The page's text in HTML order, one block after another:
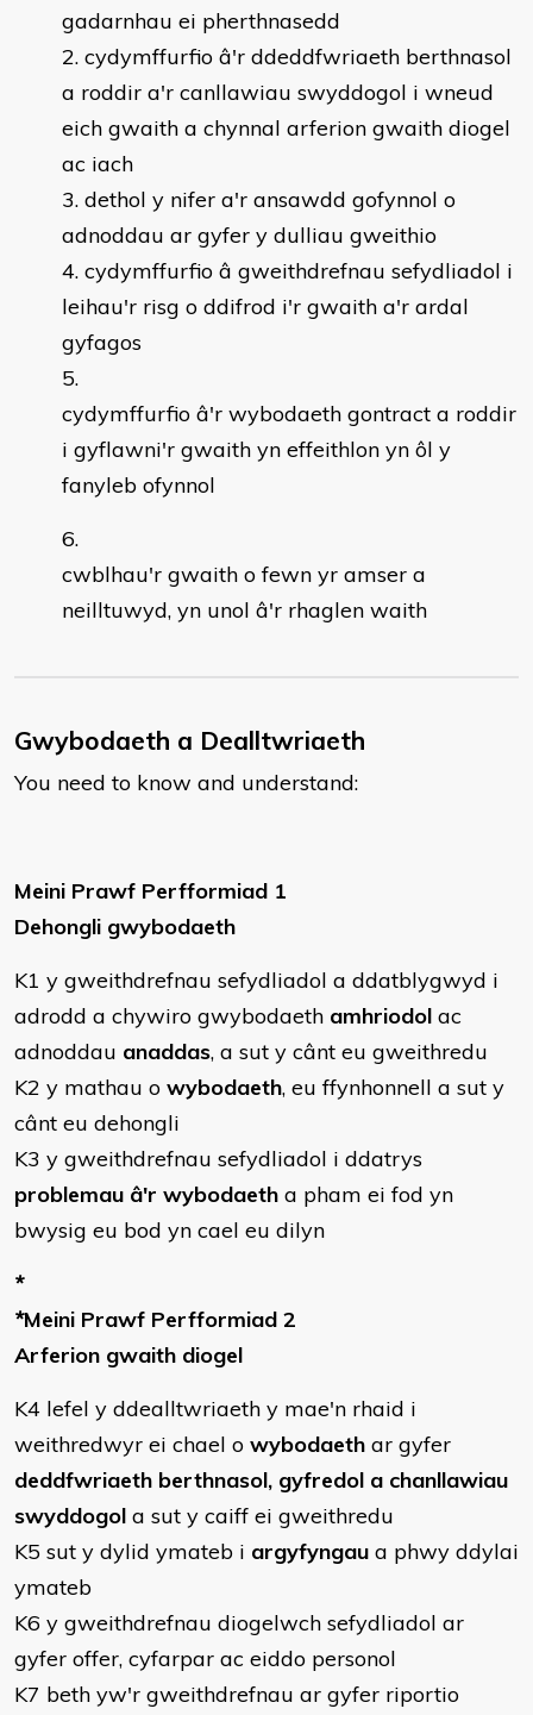
gadarnhau ei pherthnasedd
cydymffurfio â'r ddeddfwriaeth berthnasol
a roddir a'r canllawiau swyddogol i wneud
eich gwaith a chynnal arferion gwaith diogel
ac iach
dethol y nifer a'r ansawdd gofynnol o
adnoddau ar gyfer y dulliau gweithio
cydymffurfio â gweithdrefnau sefydliadol i
leihau'r risg o ddifrod i'r gwaith a'r ardal
gyfagos
cydymffurfio â'r wybodaeth gontract a roddir
i gyflawni'r gwaith yn effeithlon yn ôl y
fanyleb ofynnol
cwblhau'r gwaith o fewn yr amser a
neilltuwyd, yn unol â'r rhaglen waith
Gwybodaeth a Dealltwriaeth
You need to know and understand:
Meini Prawf Perfformiad 1
Dehongli gwybodaeth
K1 y gweithdrefnau sefydliadol a ddatblygwyd i
adrodd a chywiro gwybodaeth amhriodol ac
adnoddau anaddas, a sut y cânt eu gweithredu
K2 y mathau o wybodaeth, eu ffynhonnell a sut y
cânt eu dehongli
K3 y gweithdrefnau sefydliadol i ddatrys
problemau â'r wybodaeth a pham ei fod yn
bwysig eu bod yn cael eu dilyn
*
*Meini Prawf Perfformiad 2
Arferion gwaith diogel
K4 lefel y ddealltwriaeth y mae'n rhaid i
weithredwyr ei chael o wybodaeth ar gyfer
deddfwriaeth berthnasol, gyfredol a chanllawiau
swyddogol a sut y caiff ei gweithredu
K5 sut y dylid ymateb i argyfyngau a phwy ddylai
ymateb
K6 y gweithdrefnau diogelwch sefydliadol ar
gyfer offer, cyfarpar ac eiddo personol
K7 beth yw'r gweithdrefnau ar gyfer riportio